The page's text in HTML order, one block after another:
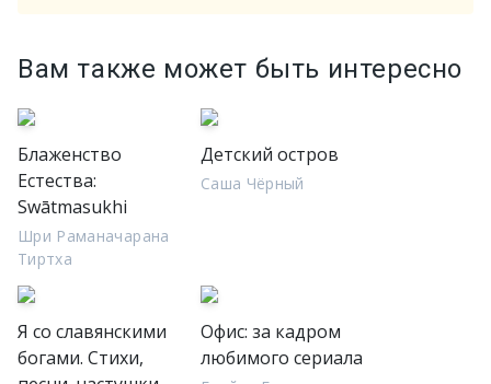
Вам также может быть интересно
Блаженство
Естества:
Swātmasukhi
Шри Раманачарана
Тиртха
Детский остров
Саша Чёрный
Я со славянскими
богами. Стихи,
Офис: за кадром
любимого сериала